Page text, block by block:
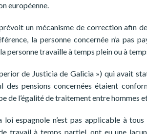
européenne.
un mécanisme de correction afin
la personne concernée n’a pas
personne travaille à temps plein ou à
de Justicia de Galicia ») qui avait
des pensions concernées étaient
de l’égalité de traitement entre hommes
espagnole n’est pas applicable à
travail à temps partiel, ont eu une